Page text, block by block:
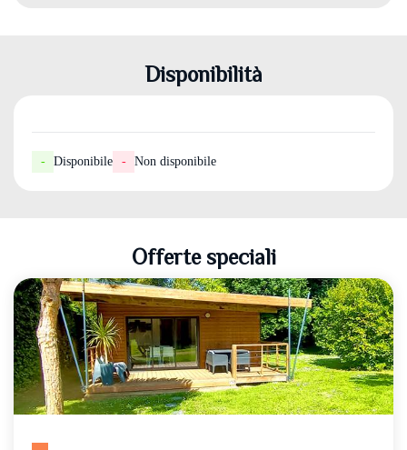
Disponibilità
- Disponibile - Non disponibile
Offerte speciali